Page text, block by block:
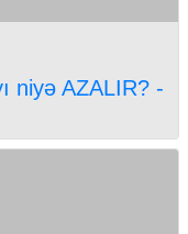
niyə AZALIR? -